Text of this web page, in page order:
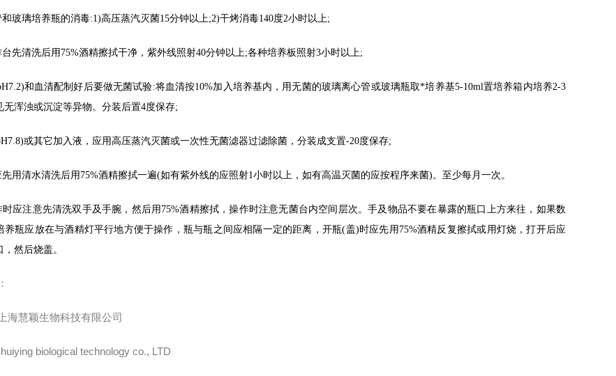
玻璃培养瓶的消毒:1)高压蒸汽灭菌15分钟以上;2)干烤消毒140度2小时以上;
先清洗后用 75%酒精擦拭干净，紫外线照射40分钟以上;各种培养板照射3小时以上;
和血清配制好后要做无菌试验:将血清按10%加入培养基内，用无菌的玻璃离心管或玻璃瓶取*培养基5-10ml置培养箱内培养2-3
无浑浊或沉淀等异物。分装后置4度保存;
或其它加入液，应用高压蒸汽灭菌或一次性无菌滤器过滤除菌，分装成支置-20度保存;
用清水清洗后用75%酒精擦拭一遍(如有紫外线的应照射1小时以上，如有高温灭菌的应按程序来菌)。至少每月一次。
应注意先清洗双手及手腕，然后用 75%酒精擦拭，操作时注意无菌台内空间层次。手及物品不要在暴露的瓶口上方来往，如果数
养瓶应放在与酒精灯平行地方便于操作，瓶与瓶之间应相隔一定的距离，开瓶(盖)时应先用 75%酒精反复擦拭或用灯烧，打开后应
然后烧盖。
海慧颖生物科技有限公司
biological technology co., LTD